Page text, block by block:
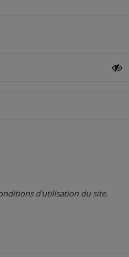
d'utilisation du site.